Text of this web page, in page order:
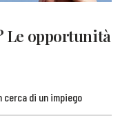
Le opportunità
cerca di un impiego